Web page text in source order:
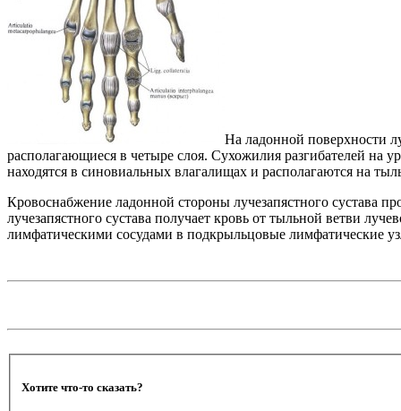
На ладонной поверхности
располагающиеся в четыре слоя. Сухожилия разгибателей на
находятся в синовиальных влагалищах и располагаются на
Кровоснабжение ладонной стороны лучезапястного сустава
лучезапястного сустава получает кровь от тыльной ветви
лимфатическими сосудами в подкрыльцовые лимфатические
Хотите что-то сказать?